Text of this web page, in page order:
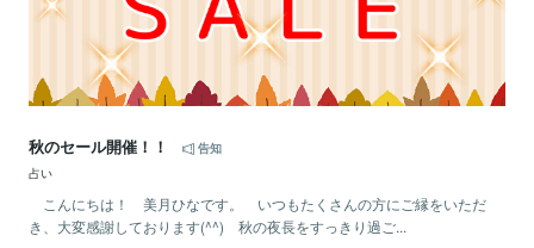
秋のセール開催！！
告知
占い
こんにちは！ 美月ひなです。 いつもたくさんの方にご縁をいただ
き、大変感謝しております(^^) 秋の夜長をすっきり過ご...